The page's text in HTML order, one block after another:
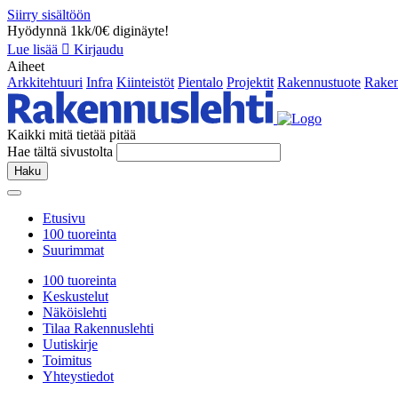
Siirry sisältöön
Hyödynnä 1kk/0€ diginäyte!
Lue lisää
Kirjaudu
Aiheet
Arkkitehtuuri Infra Kiinteistöt Pientalo Projektit Rakennustuote
Kaikki mitä tietää pitää
Hae tältä sivustolta
Haku
Etusivu
100 tuoreinta
Suurimmat
100 tuoreinta
Keskustelut
Näköislehti
Tilaa Rakennuslehti
Uutiskirje
Toimitus
Yhteystiedot